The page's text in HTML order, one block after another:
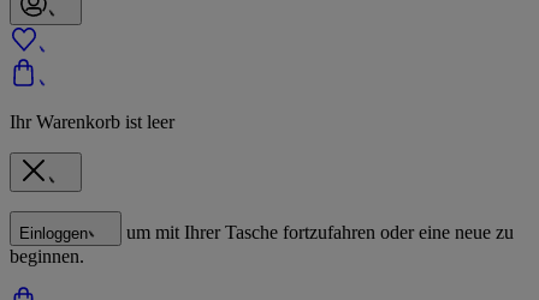
Ihr Warenkorb ist leer
Einloggen
um mit Ihrer Tasche fortzufahren oder eine neue zu
beginnen.